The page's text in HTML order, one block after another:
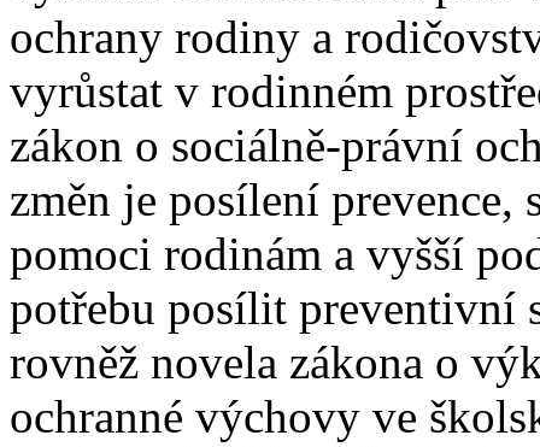
ochrany rodiny a
vyrůstat v rodinném
zákon o sociálně-právní
změn je posílení prevence,
pomoci rodinám a vyšší
potřebu posílit preventivní
rovněž novela zákona o
ochranné výchovy ve